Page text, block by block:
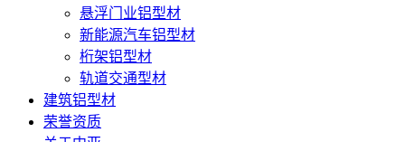
悬浮门业铝型材
新能源汽车铝型材
桁架铝型材
轨道交通型材
建筑铝型材
荣誉资质